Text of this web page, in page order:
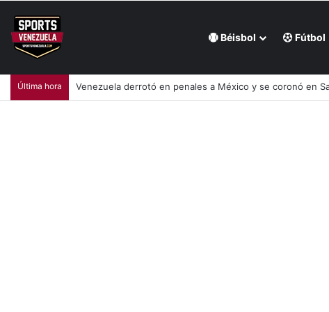
Béisbol Fútbol
Última hora Venezuela derrotó en penales a México y se coronó en